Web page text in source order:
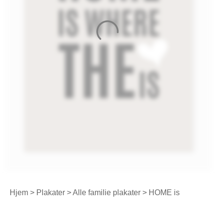
Hjem > Plakater >Alle familie plakater > HOME is